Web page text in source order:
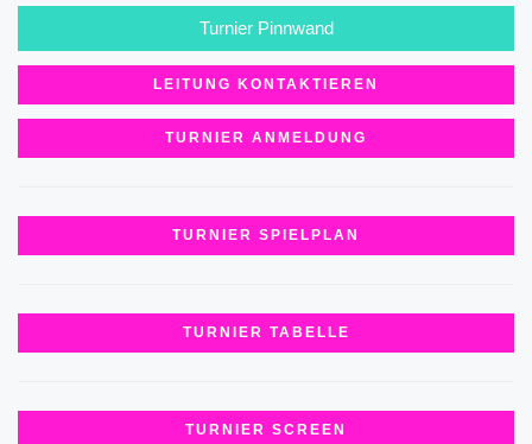
Turnier Pinnwand
LEITUNG KONTAKTIEREN
TURNIER ANMELDUNG
TURNIER SPIELPLAN
TURNIER TABELLE
TURNIER SCREEN